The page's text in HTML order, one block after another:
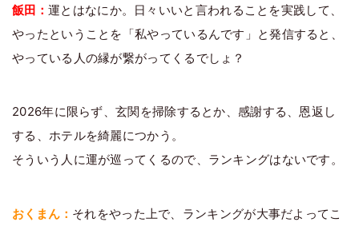
飯田： 運とはなにか。日々いいと言われることを実践して、
やったということを「私やっているんです」と発信すると、
やっている人の縁が繋がってくるでしょ？
2026年に限らず、玄関を掃除するとか、感謝する、恩返し
する、ホテルを綺麗につかう。
そういう人に運が巡ってくるので、ランキングはないです。
おくまん： それをやった上で、ランキングが大事だよってこ